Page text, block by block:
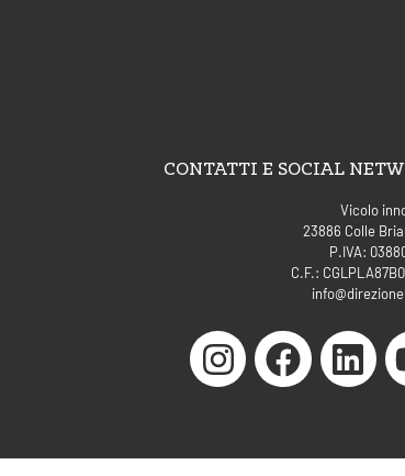
CONTATTI E SOCIAL
Vicolo
23886 Colle
P.IVA:
C.F.: